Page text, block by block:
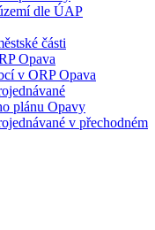
dle ÚAP
části
Opava
v ORP Opava
plánu Opavy
v přechodném